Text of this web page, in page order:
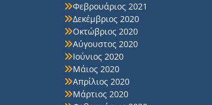
Φεβρουάριος 2021
Δεκέμβριος 2020
Οκτώβριος 2020
Αύγουστος 2020
Ιούνιος 2020
Μάιος 2020
Απρίλιος 2020
Μάρτιος 2020